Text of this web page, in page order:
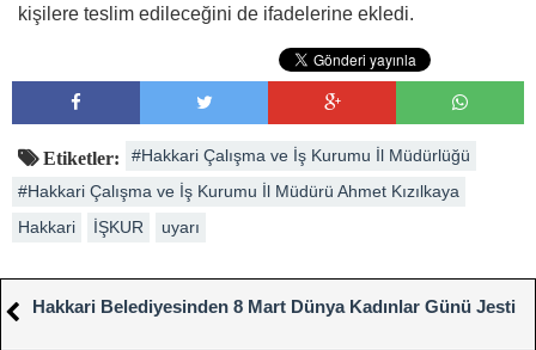
kişilere teslim edileceğini de ifadelerine ekledi.
Etiketler:
#Hakkari Çalışma ve İş Kurumu İl Müdürlüğü
#Hakkari Çalışma ve İş Kurumu İl Müdürü Ahmet Kızılkaya
Hakkari
İŞKUR uyarı
Hakkari Belediyesinden 8 Mart Dünya Kadınlar Günü Jesti